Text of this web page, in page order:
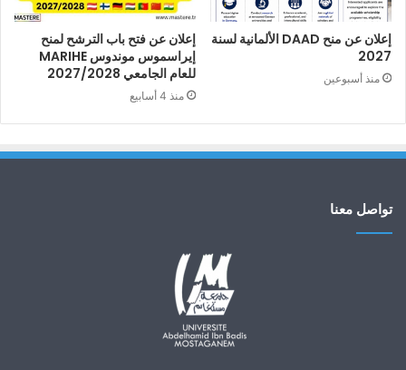
إعلان عن منح DAAD الألمانية لسنة
2027
منذ أسبوعين
إعلان عن فتح باب الترشح لمنح
إيراسموس موندوس MARIHE
للعام الجامعي 2027/2028
منذ 4 أسابيع
تواصل معنا